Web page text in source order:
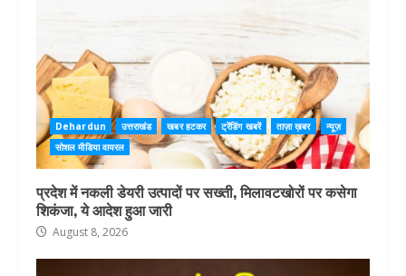
Dehardun उत्तराखंड खबर हटकर ट्रेंडिंग खबरें ताज़ा ख़बर
न्यूज़
सोशल मीडिया वायरल
प्रदेश में नकली डेयरी उत्पादों पर सख्ती, मिलावटखोरों पर कसेगा
शिकंजा, ये आदेश हुआ जारी
August 8, 2026